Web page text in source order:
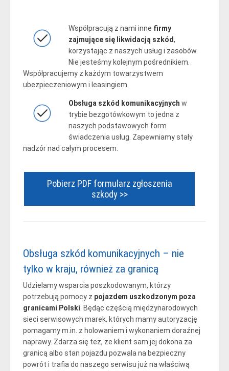
Współpracują z nami inne firmy
zajmujące się likwidacją szkód,
korzystając z naszych usług i zasobów.
Nie jesteśmy kolejnym pośrednikiem.
Współpracujemy z każdym towarzystwem
ubezpieczeniowym i leasingiem.
Obsługa szkód komunikacyjnych w
trybie bezgotówkowym to jedna z
naszych podstawowych form
świadczenia usług. Zapewniamy stały
nadzór nad całym procesem.
Pobierz PDF formularz zgłoszenia
szkody >>
Obsługa szkód komunikacyjnych – nie
tylko w kraju, również za granicą
Udzielamy wsparcia poszkodowanym, którzy
potrzebują pomocy z pojazdem uszkodzonym poza
granicami Polski. Będąc częścią międzynarodowych
sieci serwisowych marek, których mamy autoryzację
pomagamy m.in. z holowaniem i wykonaniem doraźnej
naprawy. Zdarza się też, że klient sam jej dokona za
granicą albo stan pojazdu pozwala na bezpieczny
powrót i trafia do naszego serwisu już na właściwą